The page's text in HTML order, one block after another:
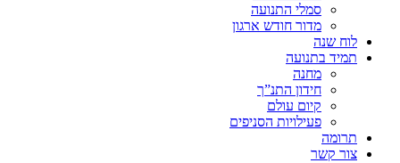
סמלי התנועה
מדור חודש ארגון
לוח שנה
תמיד בתנועה
מחנה
חידון התנ”ך
קיום עולם
פעילויות הסניפים
תרומה
צור קשר